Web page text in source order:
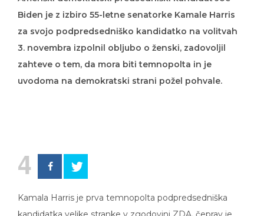
Biden je z izbiro 55-letne senatorke Kamale Harris
za svojo podpredsedniško kandidatko na volitvah
3. novembra izpolnil obljubo o ženski, zadovoljil
zahteve o tem, da mora biti temnopolta in je
uvodoma na demokratski strani požel pohvale.
4
kandidatka velike stranke v zgodovini ZDA, čeprav je